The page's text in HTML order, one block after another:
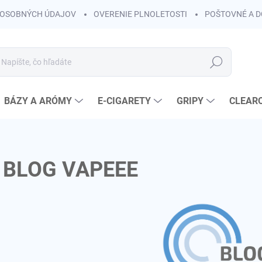
ÚDAJOV OVERENIE PLNOLETOSTI POŠTOVNÉ A
Hľadať
BÁZY A ARÓMY E-CIGARETY GRIPY
BLOG VAPEEE